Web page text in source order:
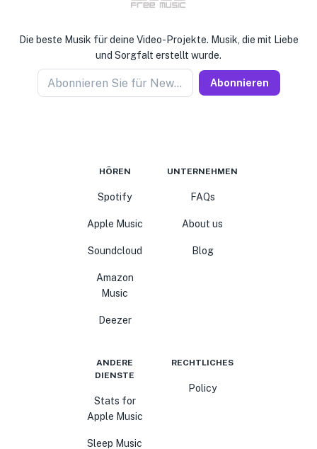
Die beste Musik für deine Video-Projekte. Musik, die mit Liebe
und Sorgfalt erstellt wurde.
Abonnieren Sie für Newseller Abonnieren
HÖREN
Spotify
Apple Music
Soundcloud
Amazon
Music
Deezer
UNTERNEHMEN
FAQs
About us
Blog
ANDERE
DIENSTE
Stats for
Apple Music
Sleep Music
RECHTLICHES
Policy